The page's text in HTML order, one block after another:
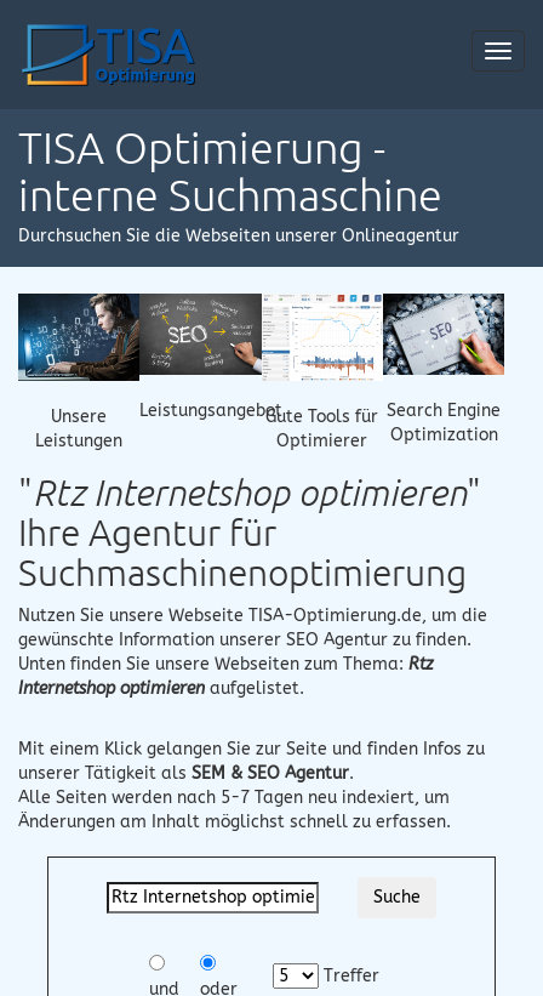
TISA Optimierung -
interne Suchmaschine
Durchsuchen Sie die Webseiten unserer Onlineagentur
Unsere
Leistungen
LeistungsangebotGute Tools für
Optimierer
Search Engine
Optimization
"Rtz Internetshop optimieren"
Ihre Agentur für
Suchmaschinenoptimierung
Nutzen Sie unsere Webseite TISA-Optimierung.de, um die
gewünschte Information unserer SEO Agentur zu finden.
Unten finden Sie unsere Webseiten zum Thema: Rtz
Internetshop optimieren aufgelistet.
Mit einem Klick gelangen Sie zur Seite und finden Infos zu
unserer Tätigkeit als SEM & SEO Agentur.
Alle Seiten werden nach 5-7 Tagen neu indexiert, um
Änderungen am Inhalt möglichst schnell zu erfassen.
und oder
Treffer